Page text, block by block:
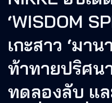
‘WISDOM
เกะสาว ‘มา
ท้าทายปริศน
ทดลองลับ แ